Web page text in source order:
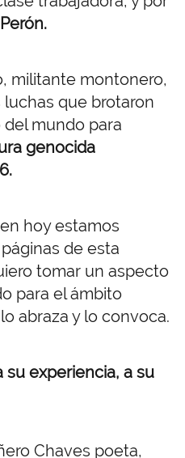
militante montonero,
que brotaron
mundo para
genocida
hoy estamos
de esta
tomar un aspecto
para el ámbito
abraza y lo convoca.
su experiencia, a su
Chaves poeta,